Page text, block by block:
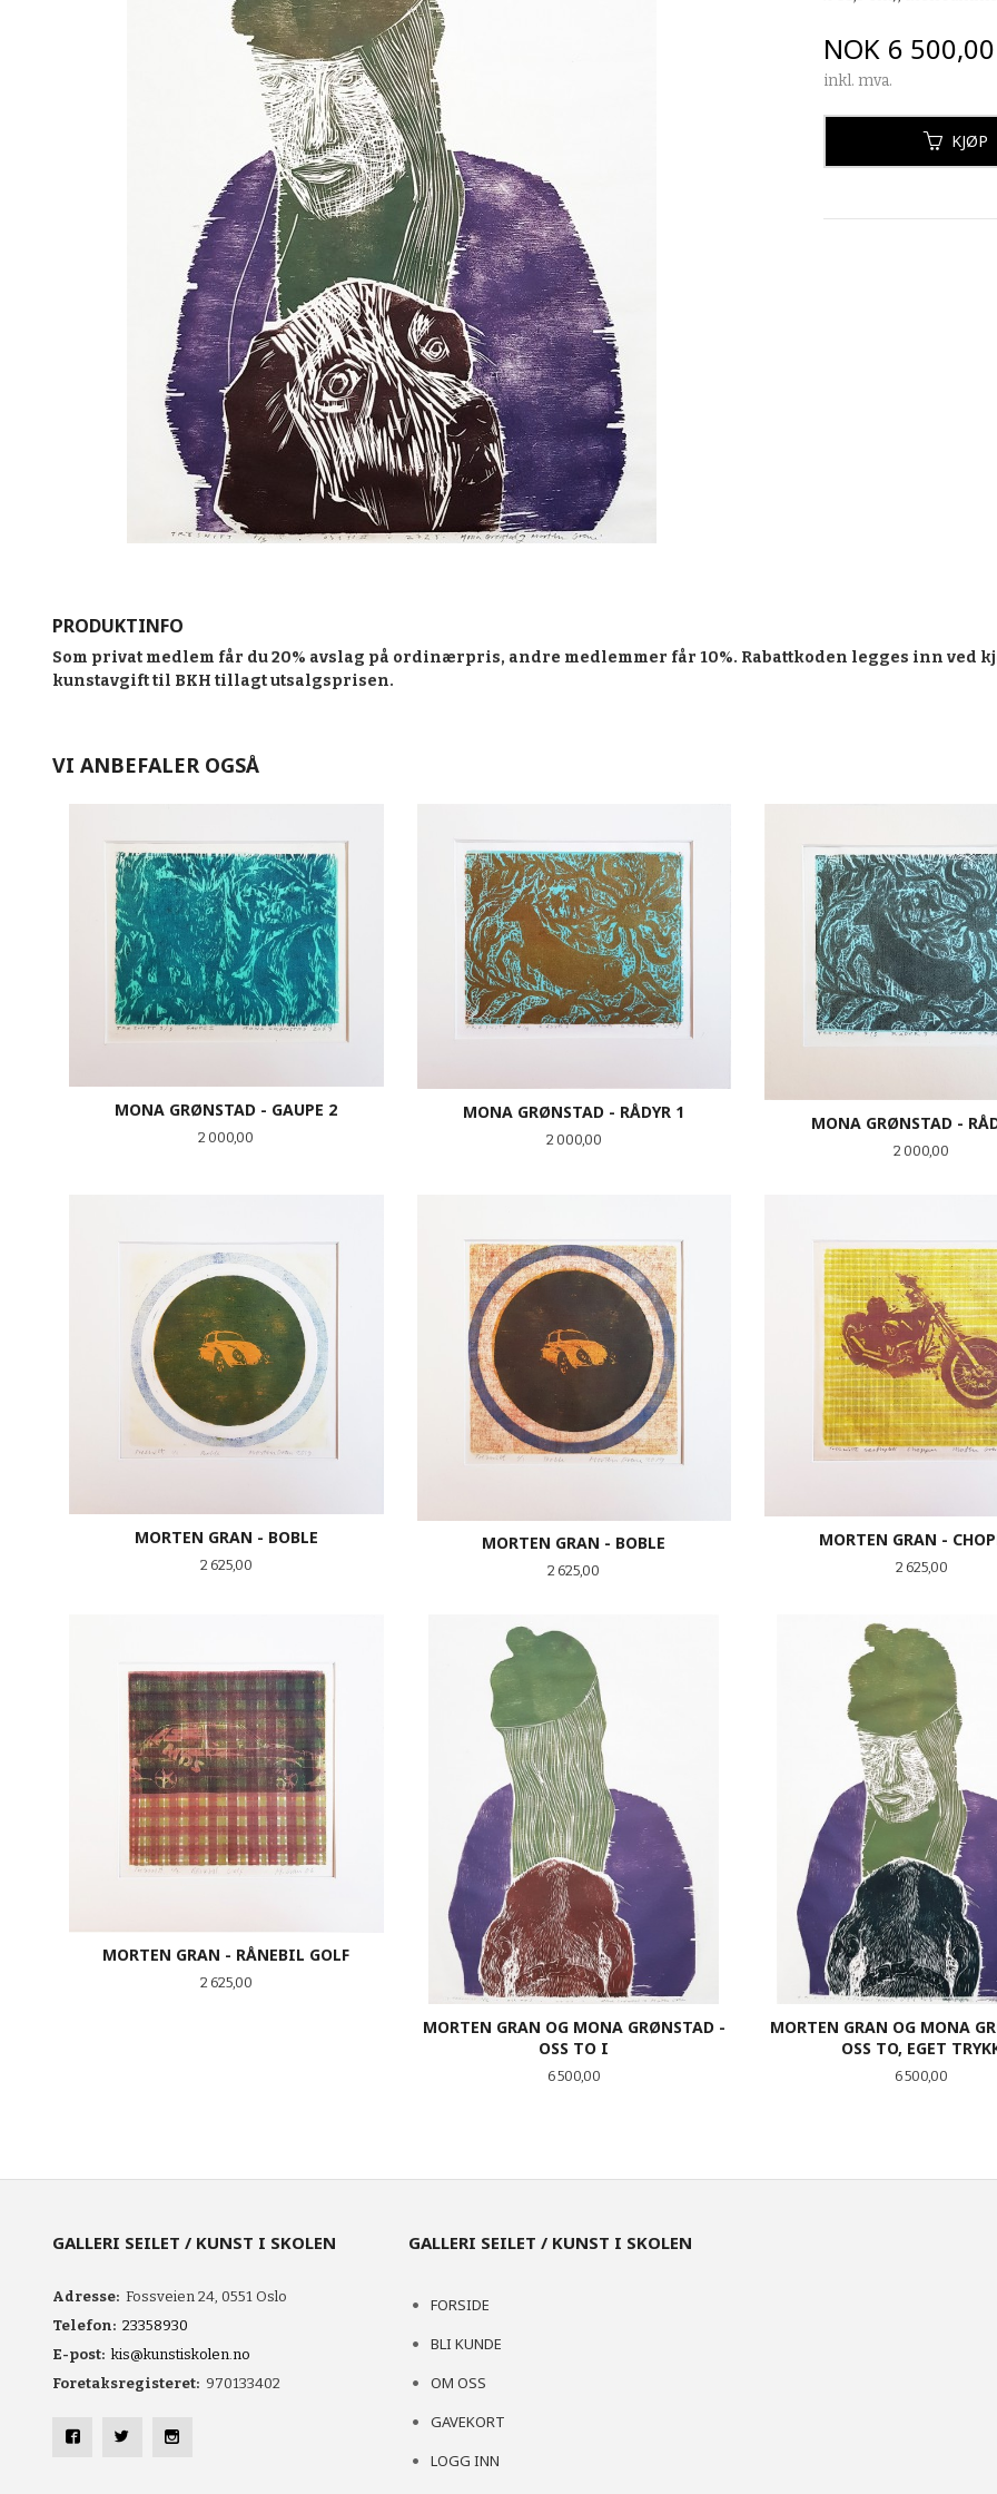
Pris
NOK 6 500,00
inkl. mva.
KJØP
PRODUKTINFO
Som privat medlem får du 20% avslag på ordinærpris, andre medlemmer får 10%. Rabattkoden legges inn ved
kunstavgift til BKH tillagt utsalgsprisen.
VI ANBEFALER OGSÅ
MONA GRØNSTAD - GAUPE 2
Pris
2 000,00
MONA GRØNSTAD - RÅDYR 1
Pris
2 000,00
MONA GRØNSTAD -
Pris
2 000,00
MORTEN GRAN - BOBLE
Pris
2 625,00
MORTEN GRAN - BOBLE
Pris
2 625,00
MORTEN GRAN -
Pris
2 625,00
KJØP
MORTEN GRAN - RÅNEBIL GOLF
Pris
2 625,00
MORTEN GRAN OG MONA GRØNSTAD -
OSS TO I
Pris
6 500,00
MORTEN GRAN OG MONA
OSS TO, EGET
Pris
6 500,00
GALLERI SEILET / KUNST I SKOLEN
Adresse: Fossveien 24, 0551 Oslo
Telefon: 23358930
E-post: kis@kunstiskolen.no
Foretaksregisteret: 970133402
GALLERI SEILET / KUNST I SKOLEN
FORSIDE
BLI KUNDE
OM OSS
GAVEKORT
LOGG INN